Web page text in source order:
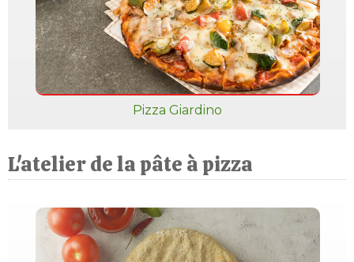
Pizza Giardino
L'atelier de la pâte à pizza